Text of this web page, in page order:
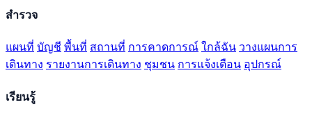
สำรวจ
แผนที่ บัญชี พื้นที่ สถานที่ การคาดการณ์ใกล้ฉัน วางแผนการ
เดินทาง รายงานการเดินทาง ชุมชน การแจ้งเตือน อุปกรณ์
เรียนรู้